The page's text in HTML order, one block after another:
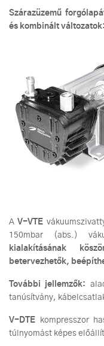
Szárazüzemű
és kombinált változatok:
AV-VTE
150mbar (abs.)
kialakításának
betervezhetők,
További jellemzők:
tanúsítvány,
V-DTE kompresszor
túlnyomást képes